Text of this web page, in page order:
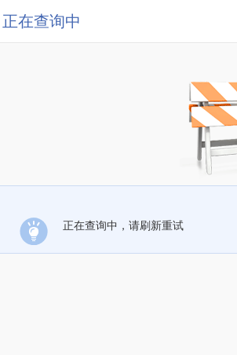
正在查询中
正在查询中，请刷新重试